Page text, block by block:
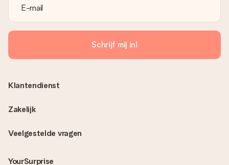
Schrijf mij in!
Veelgestelde vragen
YourSurprise
Klantendienst
Zakelijk